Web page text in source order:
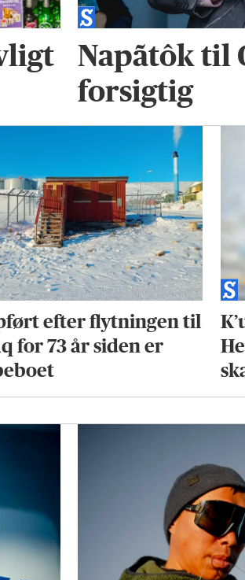
Napãtôk til
forsigtig
efter flytningen til
for 73 år siden er